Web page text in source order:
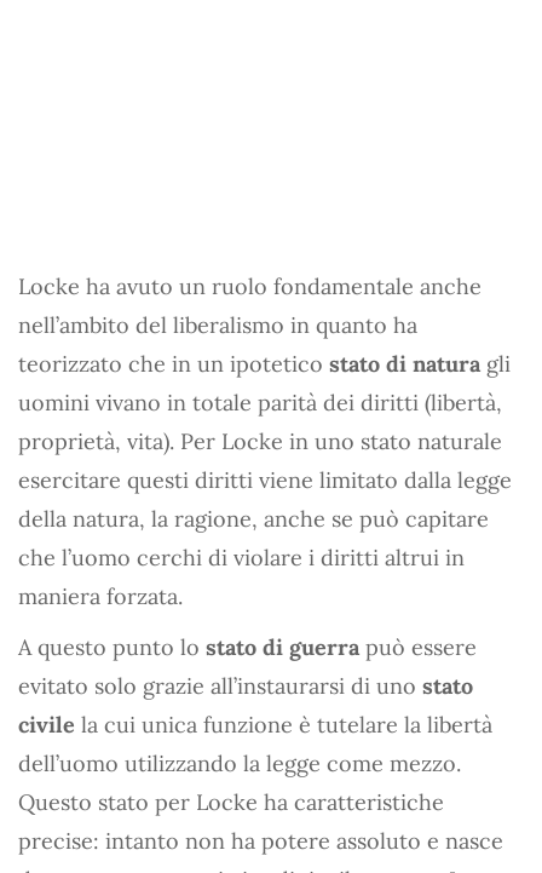
Locke ha avuto un ruolo fondamentale anche
nell’ambito del liberalismo in quanto ha
teorizzato che in un ipotetico stato di natura gli
uomini vivano in totale parità dei diritti (libertà,
proprietà, vita). Per Locke in uno stato naturale
esercitare questi diritti viene limitato dalla legge
della natura, la ragione, anche se può capitare
che l’uomo cerchi di violare i diritti altrui in
maniera forzata.
A questo punto lo stato di guerra può essere
evitato solo grazie all’instaurarsi di uno stato
civile la cui unica funzione è tutelare la libertà
dell’uomo utilizzando la legge come mezzo.
Questo stato per Locke ha caratteristiche
precise: intanto non ha potere assoluto e nasce